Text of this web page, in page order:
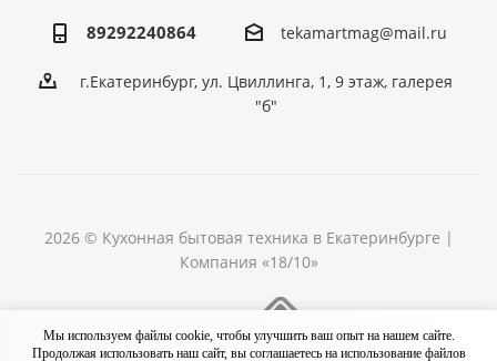
89292240864 tekamartmag@mail.ru
г.Екатеринбург, ул. Цвиллинга, 1, 9 этаж, галерея
"б"
2026 © Кухонная бытовая техника в Екатеринбурге |
Компания «18/10»
Мы используем файлы cookie, чтобы улучшить ваш опыт на нашем сайте.
Продолжая использовать наш сайт, вы соглашаетесь на использование файлов